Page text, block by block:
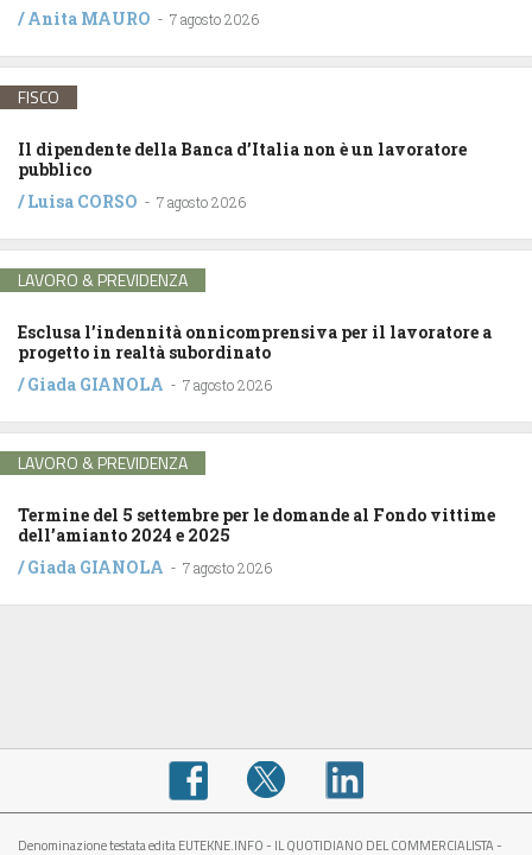
/Anita MAURO - 7 agosto 2026
FISCO
Il dipendente della Banca d’Italia non è un lavoratore
pubblico
/Luisa CORSO - 7 agosto 2026
LAVORO & PREVIDENZA
Esclusa l’indennità onnicomprensiva per il lavoratore a
progetto in realtà subordinato
/Giada GIANOLA - 7 agosto 2026
LAVORO & PREVIDENZA
Termine del 5 settembre per le domande al Fondo vittime
dell’amianto 2024 e 2025
/Giada GIANOLA - 7 agosto 2026
Denominazione testata edita EUTEKNE.INFO - IL QUOTIDIANO DEL COMMERCIALISTA -